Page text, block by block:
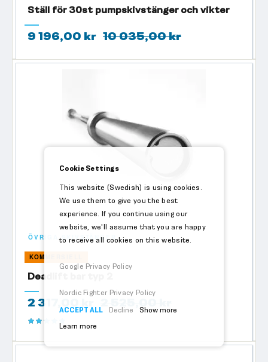
Ställ för 30st pumpskivstänger och vikter
9 196,00 kr 10 035,00 kr
ÖVRIGA SKIVSTÄNGER
KOMMERSIELL
Deadlift bar typ 2
2 317,00 kr
Betyg:
Cookie Settings
This website (Swedish) is using cookies.
We use them to give you the best
experience. If you continue using our
website, we'll assume that you are happy
to receive all cookies on this website.
Google Privacy Policy
Nordic Fighter Privacy Policy
ACCEPT ALL
Decline
Show more
Learn more